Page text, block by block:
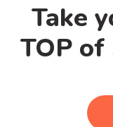
Take
TOP of